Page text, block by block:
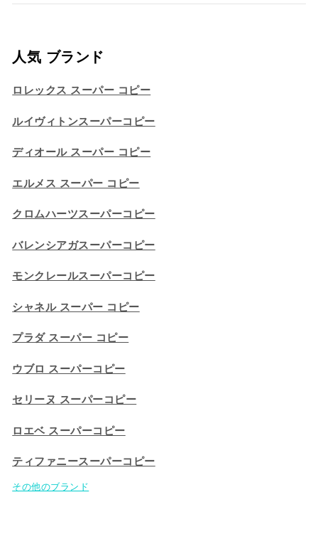
人気 ブランド
ロレックス スーパー コピー
ルイヴィトンスーパーコピー
ディオール スーパー コピー
エルメス スーパー コピー
クロムハーツスーパーコピー
バレンシアガスーパーコピー
モンクレールスーパーコピー
シャネル スーパー コピー
プラダ スーパー コピー
ウブロ スーパーコピー
セリーヌ スーパーコピー​
ロエベ スーパーコピー
ティファニースーパーコピー
その他のブランド